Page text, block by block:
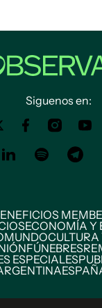
Siguenos en:
ECONOMÍA Y
MUNDOCULTURA
FÚNEBRES
ESPECIALES